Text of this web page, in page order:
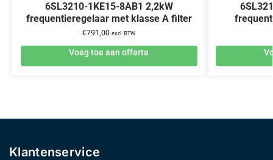
6SL3210-1KE15-8AB1 2,2kW
frequentieregelaar met klasse A filter
€791,00 excl. BTW
Voeg toe aan offerte
Klantenservice